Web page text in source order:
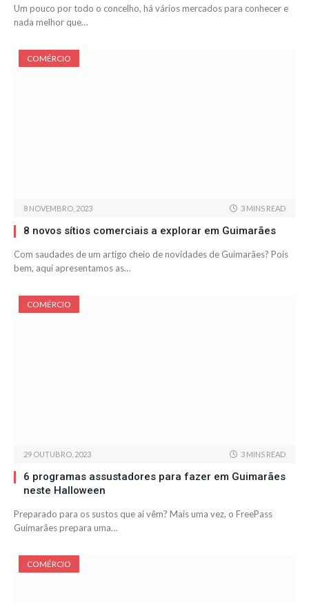
Um pouco por todo o concelho, há vários mercados para conhecer e
nada melhor que…
COMÉRCIO
8 NOVEMBRO, 2023 3 MINS READ
8 novos sítios comerciais a explorar em Guimarães
Com saudades de um artigo cheio de novidades de Guimarães? Pois
bem, aqui apresentamos as…
COMÉRCIO
29 OUTUBRO, 2023 3 MINS READ
6 programas assustadores para fazer em Guimarães
neste Halloween
Preparado para os sustos que aí vêm? Mais uma vez, o FreePass
Guimarães prepara uma…
COMÉRCIO